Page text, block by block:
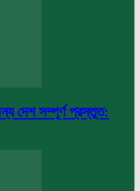
দেশ সম্পূর্ণ প্রস্তুত: